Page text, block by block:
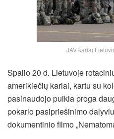
JAV kariai
Spalio 20 d. Lietuvoje
amerikiečių kariai, kartu su
pasinaudojo puikia proga
pokario pasipriešinimo
dokumentinio filmo